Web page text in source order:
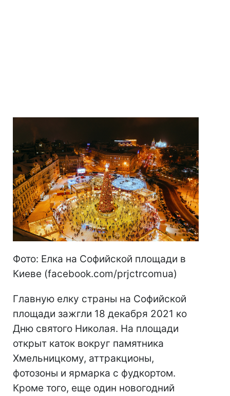
Фото: Елка на Софийской площади в
Киеве (facebook.com/prjctrcomua)
Главную елку страны на Софийской
площади зажгли 18 декабря 2021 ко
Дню святого Николая. На площади
открыт каток вокруг памятника
Хмельницкому, аттракционы,
фотозоны и ярмарка с фудкортом.
Кроме того, еще один новогодний